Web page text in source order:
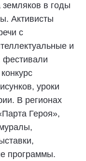
в годы
Активисты
с
и
фестивали
уроки
В регионах
Героя»,
программы.